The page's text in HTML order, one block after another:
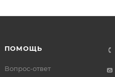
ПОМОЩЬ
Вопрос-ответ